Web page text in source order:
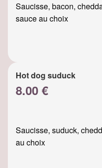
Saucisse, bacon,
sauce au choix
Hot dog suduck
8.00 €
Saucisse, suduck,
au choix